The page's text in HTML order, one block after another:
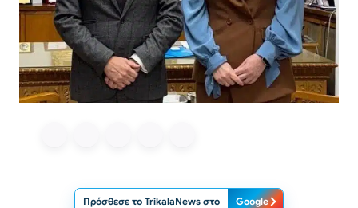
Πρόσθεσε το TrikalaNews στο Google